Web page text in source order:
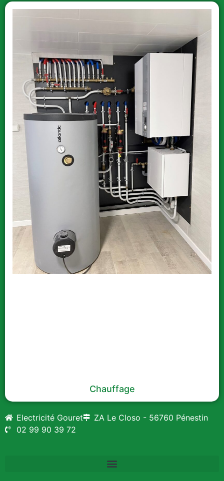
Chauffage
Electricité Gouret
ZA Le Closo - 56760 Pénestin
02 99 90 39 72